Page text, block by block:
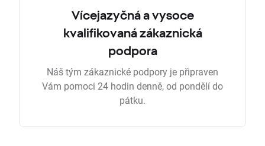
Vícejazyčná a vysoce
kvalifikovaná zákaznická
podpora
Náš tým zákaznické podpory je připraven
Vám pomoci 24 hodin denně, od pondělí do
pátku.